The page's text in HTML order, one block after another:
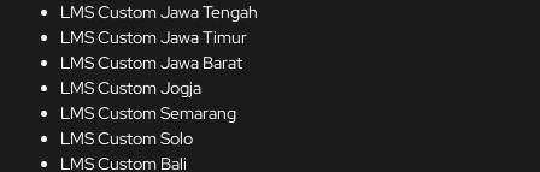
LMS Custom Jawa Tengah
LMS Custom Jawa Timur
LMS Custom Jawa Barat
LMS Custom Jogja
LMS Custom Semarang
LMS Custom Solo
LMS Custom Bali